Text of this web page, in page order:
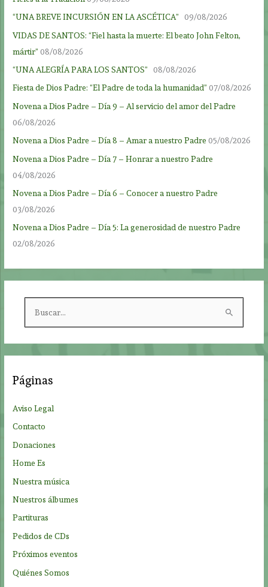
“UNA BREVE INCURSIÓN EN LA ASCÉTICA”
09/08/2026
VIDAS DE SANTOS: “Fiel hasta la muerte: El beato John Felton,
mártir” 08/08/2026
“UNA ALEGRÍA PARA LOS SANTOS”
08/08/2026
Fiesta de Dios Padre: “El Padre de toda la humanidad” 07/08/2026
Novena a Dios Padre – Día 9 – Al servicio del amor del Padre
06/08/2026
Novena a Dios Padre – Día 8 – Amar a nuestro Padre 05/08/2026
Novena a Dios Padre – Día 7 – Honrar a nuestro Padre
04/08/2026
Novena a Dios Padre – Día 6 – Conocer a nuestro Padre
03/08/2026
Novena a Dios Padre – Día 5: La generosidad de nuestro Padre
02/08/2026
c
r
:
Páginas
Aviso Legal
Contacto
Donaciones
Home Es
Nuestra música
Nuestros álbumes
Partituras
Pedidos de CDs
Próximos eventos
Quiénes Somos